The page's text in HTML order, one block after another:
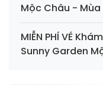
Mộc Châu -
MIỄN PHÍ VÉ
Sunny Garden